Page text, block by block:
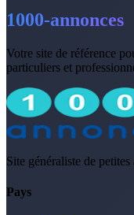
1000-annonces
Votre site de référence
particuliers et
Site généraliste de
Pays